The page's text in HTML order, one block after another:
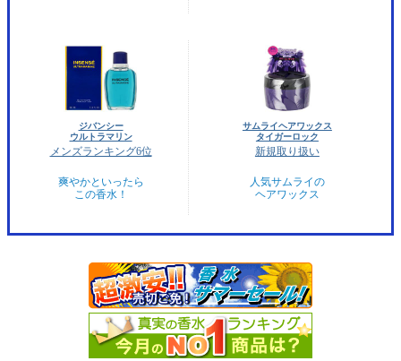
ジバンシー
ウルトラマリン
メンズランキング6位
爽やかといったら
この香水！
サムライヘアワックス
タイガーロック
新規取り扱い
人気サムライの
ヘアワックス